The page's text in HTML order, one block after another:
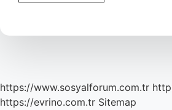
https://www.sosyalforum.com.tr
https://evrino.com.tr Sitemap